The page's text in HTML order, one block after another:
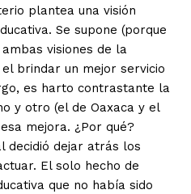
plantea una visión
Se supone (porque
visiones de la
brindar un mejor servicio
es harto contrastante la
y otro (el de Oaxaca y el
mejora. ¿Por qué?
decidió dejar atrás los
El solo hecho de
que no había sido